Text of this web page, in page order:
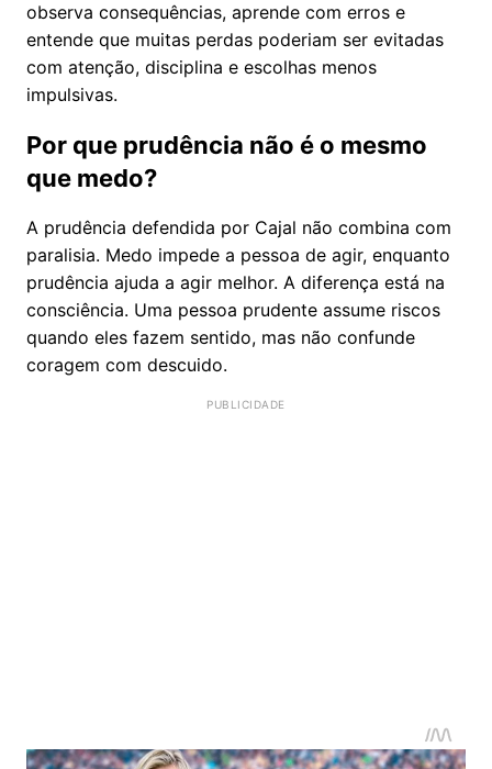
observa consequências, aprende com erros e
entende que muitas perdas poderiam ser evitadas
com atenção, disciplina e escolhas menos
impulsivas.
Por que prudência não é o mesmo
que medo?
A prudência defendida por Cajal não combina com
paralisia. Medo impede a pessoa de agir, enquanto
prudência ajuda a agir melhor. A diferença está na
consciência. Uma pessoa prudente assume riscos
quando eles fazem sentido, mas não confunde
coragem com descuido.